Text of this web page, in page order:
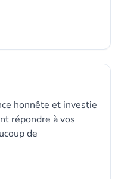
honnête et investie
répondre à vos
de